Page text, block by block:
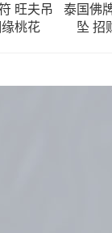
旺夫吊
桃花
泰国佛
坠 招